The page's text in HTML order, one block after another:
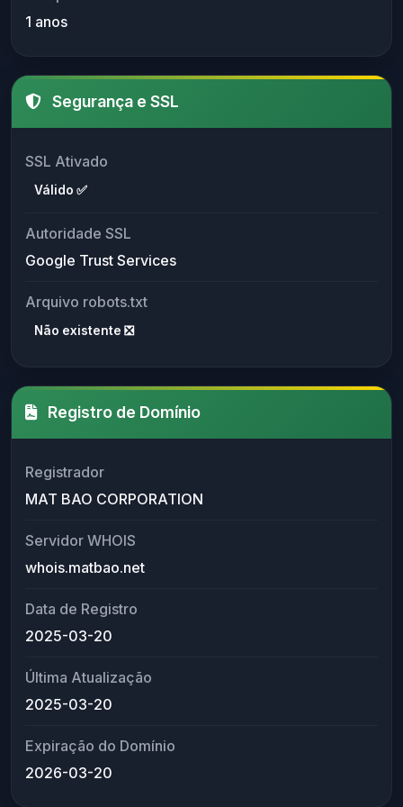
1 anos
Segurança e SSL
SSL Ativado
Válido ✅
Autoridade SSL
Google Trust Services
Arquivo robots.txt
Não existente ❎
Registro de Domínio
Registrador
MAT BAO CORPORATION
Servidor WHOIS
whois.matbao.net
Data de Registro
2025-03-20
Última Atualização
2025-03-20
Expiração do Domínio
2026-03-20